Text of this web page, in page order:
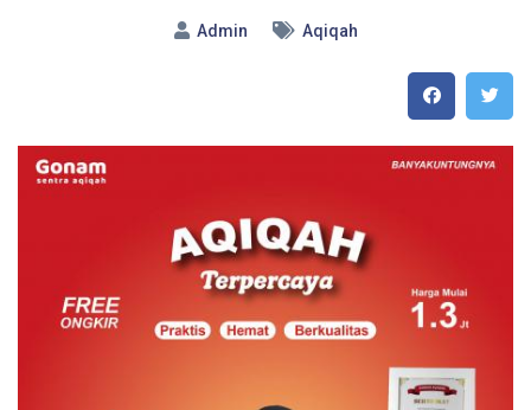
Admin Aqiqah